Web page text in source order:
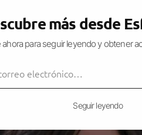
llegar lasprimeras
a uno de las personas
Jobs, en las últimas
más desde
ahora para seguir leyendo y obtener
Seguir leyendo